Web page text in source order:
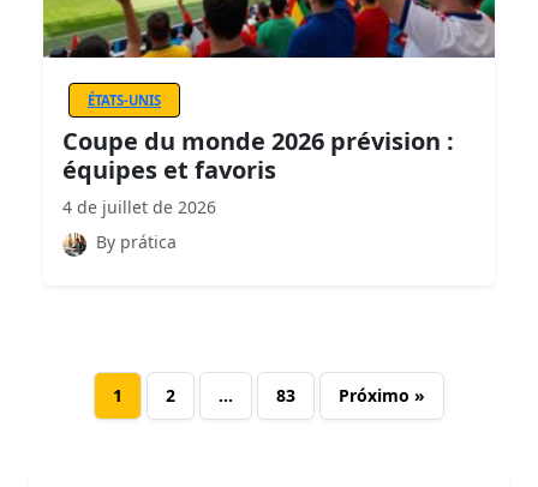
ÉTATS-UNIS
Coupe du monde 2026 prévision :
équipes et favoris
4 de juillet de 2026
By prática
1 2 … 83 Próximo »